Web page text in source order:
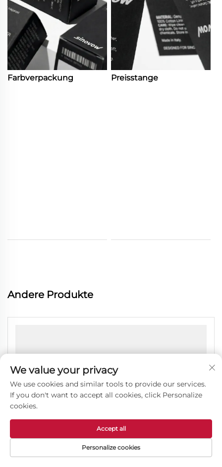
Farbverpackung Preisstange
Andere Produkte
We value your privacy
We use cookies and similar tools to provide our services.
If you don't want to accept all cookies, click Personalize
cookies.
Personalize cookies
Accept all